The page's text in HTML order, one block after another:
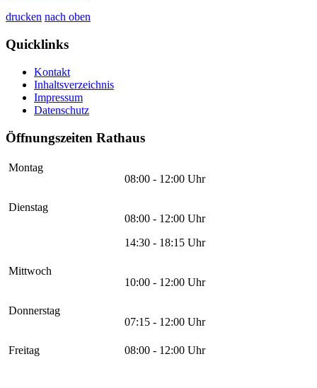
drucken nach oben
Quicklinks
Kontakt
Inhaltsverzeichnis
Impressum
Datenschutz
Öffnungszeiten Rathaus
Montag
08:00 - 12:00 Uhr
Dienstag
08:00 - 12:00 Uhr
14:30 - 18:15 Uhr
Mittwoch
10:00 - 12:00 Uhr
Donnerstag
07:15 - 12:00 Uhr
Freitag 08:00 - 12:00 Uhr